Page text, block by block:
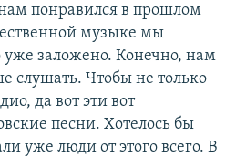
понравился в прошлом
музыке мы
уже заложено. Конечно, нам
слушать. Чтобы не только
да вот эти вот
песни. Хотелось бы
уже люди от этого всего. В